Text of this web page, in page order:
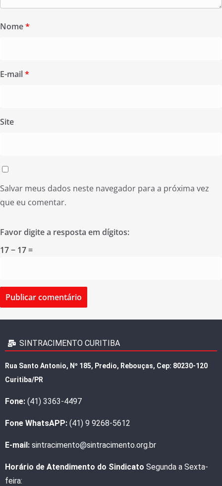
Nome*
E-mail*
Site
Salvar meus dados neste navegador para a próxima vez
que eu comentar.
Favor digite a resposta em dígitos:
17 − 17 =
SINTRACIMENTO CURITIBA
Rua Santo Antonio, Nº 185, Predio, Rebouças, Cep: 80230-120
Curitiba/PR
Fone: (41) 3363-4497
Fone WhatsAPP: (41) 9 9268-5612
E-mail: sintracimento@sintracimento.org.br
Horário de Atendimento do Sindicato Segunda a Sexta-
feira: